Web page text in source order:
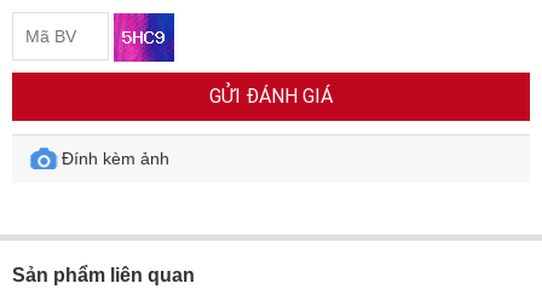
GỬI ĐÁNH GIÁ
Đính kèm ảnh
Sản phẩm liên quan